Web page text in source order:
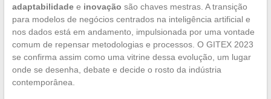
adaptabilidadee inovação são chaves mestras. A transição
para modelos de negócios centrados na inteligência artificial e
nos dados está em andamento, impulsionada por uma vontade
comum de repensar metodologias e processos. O GITEX 2023
se confirma assim como uma vitrine dessa evolução, um lugar
onde se desenha, debate e decide o rosto da indústria
contemporânea.